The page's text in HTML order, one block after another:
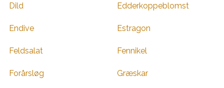
Dild Edderkoppeblomst
Endive Estragon
Feldsalat Fennikel
Forårsløg Græskar